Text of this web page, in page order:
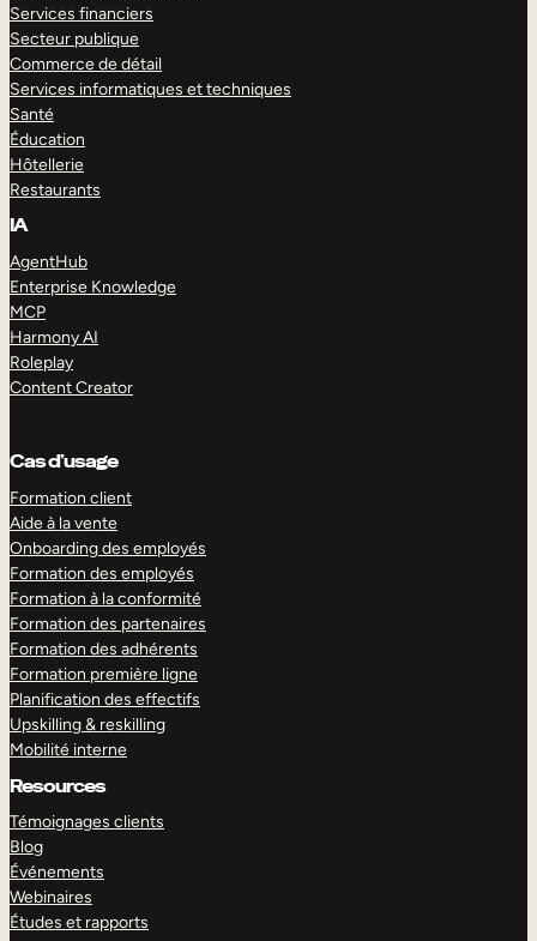
Services financiers
Secteur publique
Commerce de détail
Services informatiques et techniques
Santé
Éducation
Hôtellerie
Restaurants
IA
AgentHub
Enterprise Knowledge
MCP
Harmony AI
Roleplay
Content Creator
Cas d’usage
Formation client
Aide à la vente
Onboarding des employés
Formation des employés
Formation à la conformité
Formation des partenaires
Formation des adhérents
Formation première ligne
Planification des effectifs
Upskilling & reskilling
Mobilité interne
Resources
Témoignages clients
Blog
Événements
Webinaires
Études et rapports